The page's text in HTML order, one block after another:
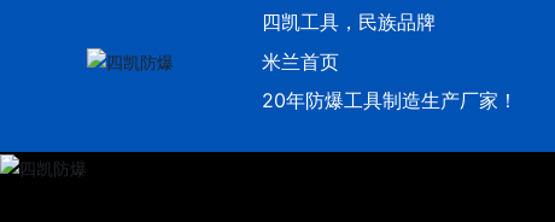
四凯工具，民族品牌
米兰首页
20年防爆工具制造生产厂家！